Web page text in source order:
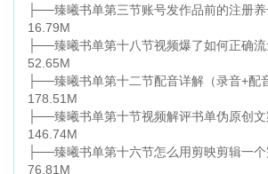
├──臻曦书单第三节账号发作品前的注册
16.79M
├──臻曦书单第十八节视频爆了如何正确
52.65M
├──臻曦书单第十二节配音详解（录音+配
178.51M
├──臻曦书单第十节视频解评书单伪原创
146.74M
├──臻曦书单第十六节怎么用剪映剪辑一
76.81M